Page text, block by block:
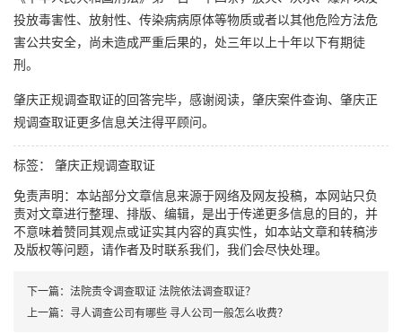
投放毒害性、放射性、传染病病原体等物质或者以其他危险方法危
害公共安全，尚未造成严重后果的，处三年以上十年以下有期徒
刑。
肇庆正规调查取证的回答完毕，感谢阅读，肇庆案件查询、肇庆正
规调查取证更多信息关注得平顾问。
标签： 肇庆正规调查取证
免责声明：本站部分文章信息来源于网络及网友投稿，本网站只负
责对文章进行整理、排版、编辑，是出于传递更多信息的目的，并
不意味着赞同其观点或证实其内容的真实性，如本站文章和转稿涉
及版权等问题，请作者及时联系我们，我们会尽快处理。
下一篇： 法院责令调查取证 法院依法调查取证？
上一篇： 寻人调查公司有哪些 寻人公司一般怎么收费？